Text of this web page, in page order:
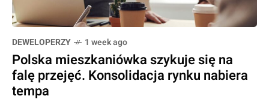
DEWELOPERZY 1 week ago
Polska mieszkaniówka szykuje się na
falę przejęć. Konsolidacja rynku nabiera
tempa